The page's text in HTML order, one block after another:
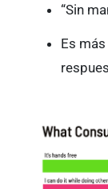
“Sin
Es